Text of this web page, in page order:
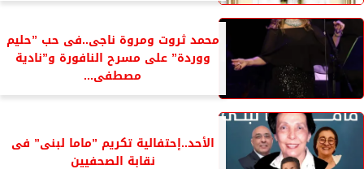
محمد ثروت ومروة ناجى..فى حب ”حليم
ووردة” على مسرح النافورة و”نادية
مصطفى...
الأحد..إحتفالية تكريم ”ماما لبنى” فى
نقابة الصحفيين